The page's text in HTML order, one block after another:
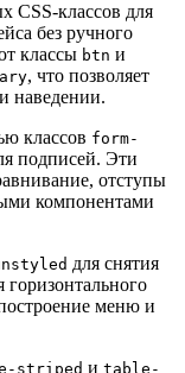
CSS-классов для
без ручного
классы btn и
, что позволяет
наведении.
классов form-
подписей. Эти
отступы
компонентами
для снятия
горизонтального
меню и
striped и table-